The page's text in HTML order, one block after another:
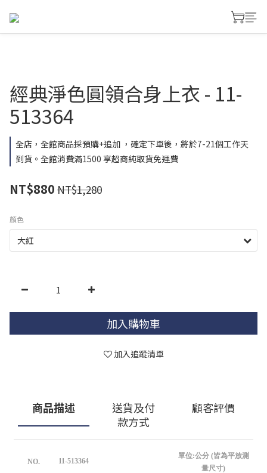
經典淨色圓領合身上衣 - 11-
513364
全店，全館商品採預購+追加 ，確定下單後，將於7-21個工作天
到貨。全館消費滿1500 享超商純取貨免運費
NT$880 NT$1,280
顏色
加入購物車
加入追蹤清單
商品描述
送貨及付
款方式
顧客評價
NO. 11-513364
單位:公分 (皆為平放測
量尺寸)